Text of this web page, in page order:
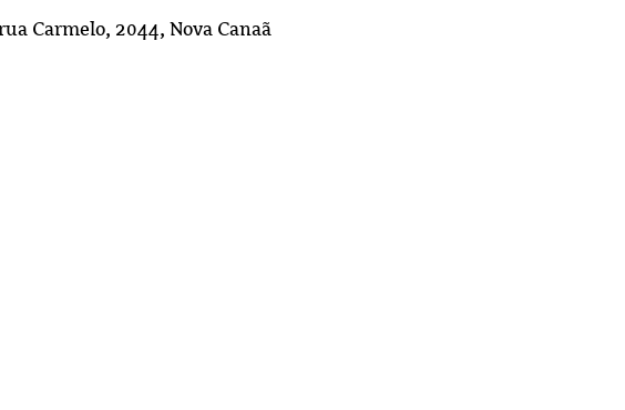
Carmelo, 2044, Nova Canaã